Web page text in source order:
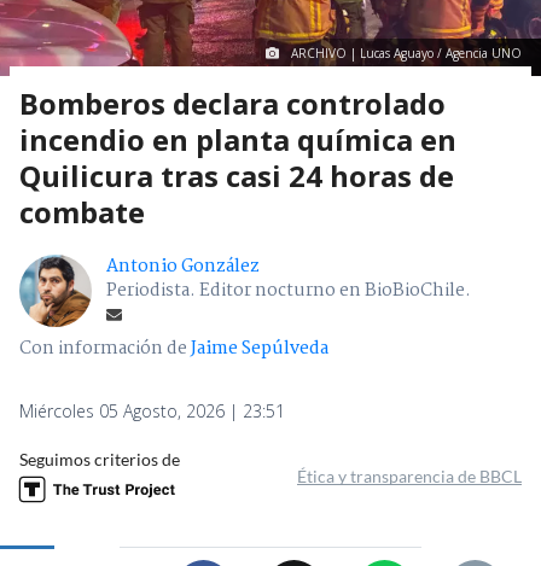
ARCHIVO | Lucas Aguayo / Agencia UNO
Bomberos declara controlado
incendio en planta química en
Quilicura tras casi 24 horas de
combate
Antonio González
Periodista. Editor nocturno en BioBioChile.
Con información deJaime Sepúlveda
Miércoles 05 Agosto, 2026 | 23:51
Seguimos criterios de
Ética y transparencia de BBCL